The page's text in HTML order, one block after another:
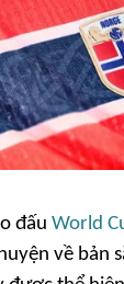
đấu World
về bản